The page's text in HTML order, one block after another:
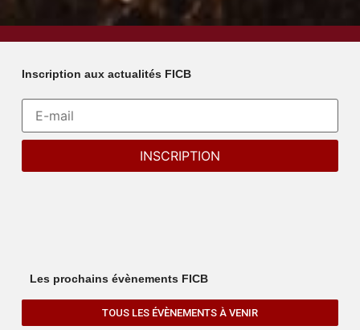
Inscription aux actualités FICB
Les prochains évènements FICB
TOUS LES ÉVÈNEMENTS À VENIR